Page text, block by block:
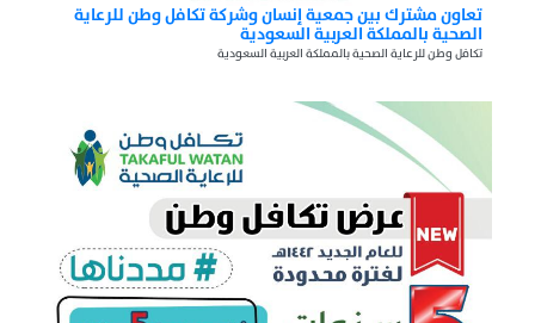
تعاون مشترك بين جمعية إنسان وشركة تكافل وطن للرعاية
الصحية بالمملكة العربية السعودية
تكافل وطن للرعاية الصحية بالمملكة العربية السعودية